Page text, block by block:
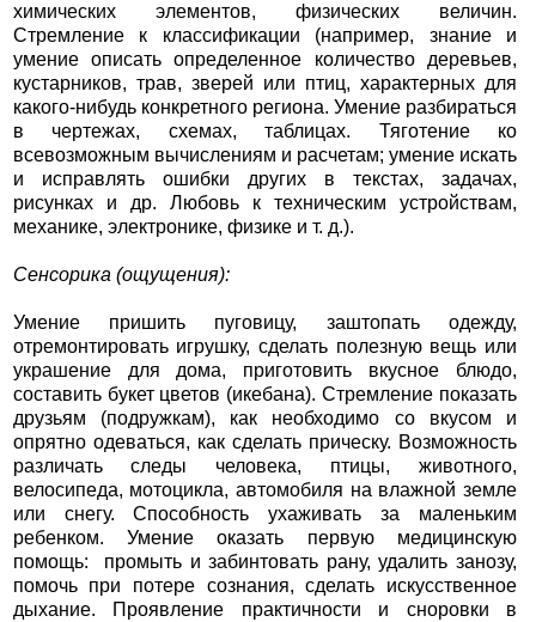
химических элементов, физических величин.
Стремление к классификации (например, знание и
умение описать определенное количество деревьев,
кустарников, трав, зверей или птиц, характерных для
какого-нибудь конкретного региона. Умение разбираться
в чертежах, схемах, таблицах. Тяготение ко
всевозможным вычислениям и расчетам; умение искать
и исправлять ошибки других в текстах, задачах,
рисунках и др. Любовь к техническим устройствам,
механике, электронике, физике и т. д.).
Сенсорика (ощущения):
Умение пришить пуговицу, заштопать одежду,
отремонтировать игрушку, сделать полезную вещь или
украшение для дома, приготовить вкусное блюдо,
составить букет цветов (икебана). Стремление показать
друзьям (подружкам), как необходимо со вкусом и
опрятно одеваться, как сделать прическу. Возможность
различать следы человека, птицы, животного,
велосипеда, мотоцикла, автомобиля на влажной земле
или снегу. Способность ухаживать за маленьким
ребенком. Умение оказать первую медицинскую
помощь: промыть и забинтовать рану, удалить занозу,
помочь при потере сознания, сделать искусственное
дыхание. Проявление практичности и сноровки в